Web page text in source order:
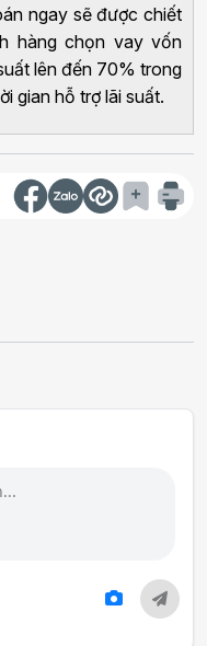
ngay sẽ được chiết
hàng chọn vay vốn
lên đến 70% trong
gian hỗ trợ lãi suất.